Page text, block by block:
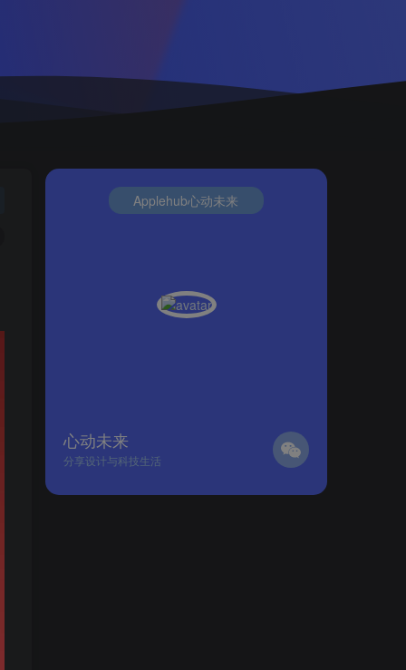
Applehub心动未来
心动未来
分享设计与科技生活